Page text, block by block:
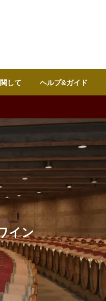
して ヘルプ&ガイド
イン